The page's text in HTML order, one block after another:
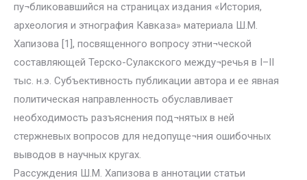
пу¬бликовавшийся на страницах издания «История,
археология и этнография Кавказа» материала Ш.М.
Хапизова [1], посвященного вопросу этни¬ческой
составляющей Терско-Сулакского между¬речья в I–II
тыс. н.э. Субъективность публикации автора и ее явная
политическая направленность обуславливает
необходимость разъяснения под¬нятых в ней
стержневых вопросов для недопуще¬ния ошибочных
выводов в научных кругах.
Рассуждения Ш.М. Хапизова в аннотации статьи